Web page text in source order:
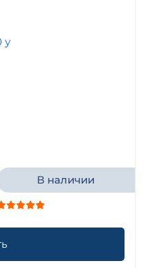
В наличии